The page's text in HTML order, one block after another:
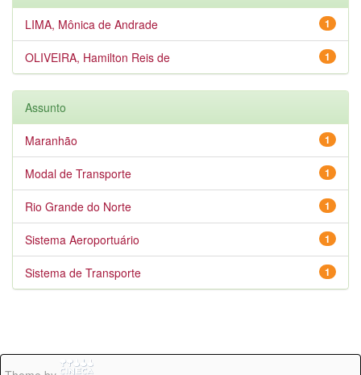
1
LIMA, Mônica de Andrade
1
OLIVEIRA, Hamilton Reis de
Assunto
1
Maranhão
1
Modal de Transporte
1
Rio Grande do Norte
1
Sistema Aeroportuário
1
Sistema de Transporte